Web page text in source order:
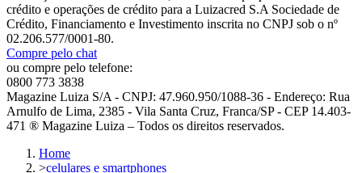
crédito e operações de crédito para a Luizacred S.A Sociedade de
Crédito, Financiamento e Investimento inscrita no CNPJ sob o nº
02.206.577/0001-80.
Compre pelo chat
ou compre pelo telefone:
0800 773 3838
Magazine Luiza S/A - CNPJ: 47.960.950/1088-36 - Endereço: Rua
Arnulfo de Lima, 2385 - Vila Santa Cruz, Franca/SP - CEP 14.403-
471 ® Magazine Luiza – Todos os direitos reservados.
Home
>celulares e smartphones